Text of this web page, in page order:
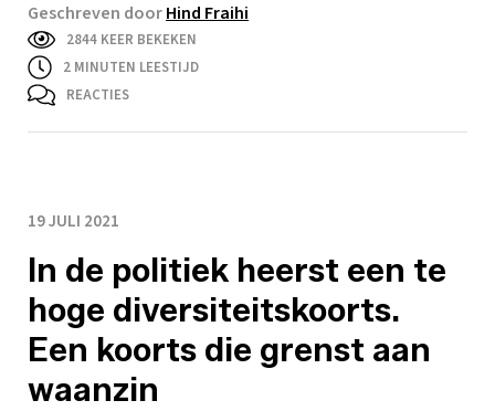
Geschreven doorHind Fraihi
2844 KEER BEKEKEN
2 MINUTEN LEESTIJD
REACTIES
19 JULI 2021
In de politiek heerst een te
hoge diversiteitskoorts.
Een koorts die grenst aan
waanzin